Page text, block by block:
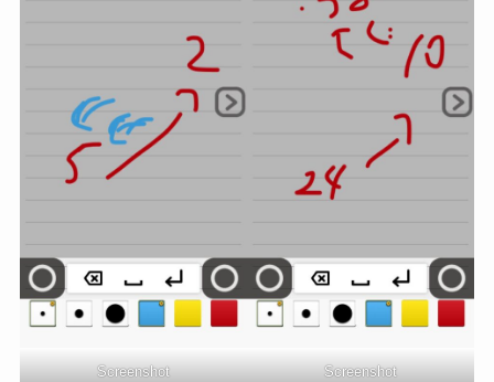
Screenshot Screenshot